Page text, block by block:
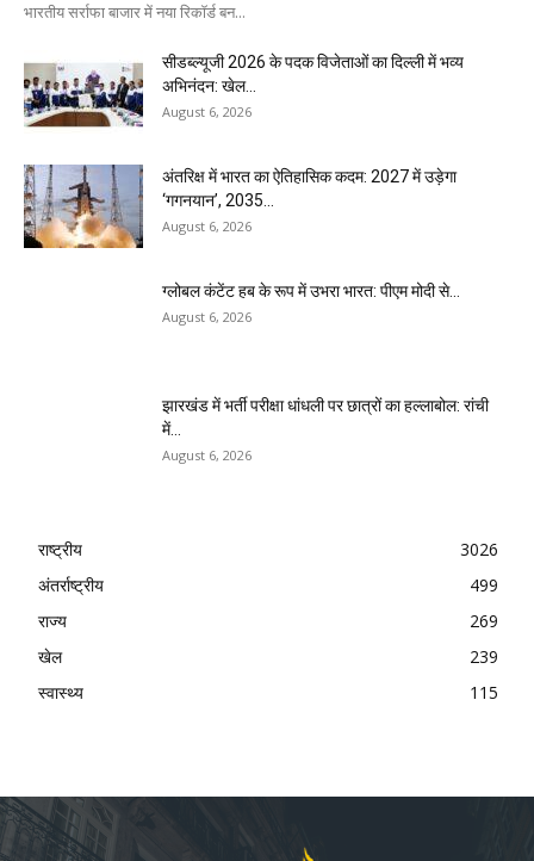
भारतीय सर्राफा बाजार में नया रिकॉर्ड बन...
सीडब्ल्यूजी 2026 के पदक विजेताओं का दिल्ली में भव्य
अभिनंदन: खेल...
August 6, 2026
अंतरिक्ष में भारत का ऐतिहासिक कदम: 2027 में उड़ेगा
‘गगनयान’, 2035...
August 6, 2026
ग्लोबल कंटेंट हब के रूप में उभरा भारत: पीएम मोदी से...
August 6, 2026
झारखंड में भर्ती परीक्षा धांधली पर छात्रों का हल्लाबोल: रांची
में...
August 6, 2026
राष्ट्रीय
3026
अंतर्राष्ट्रीय
499
राज्य
269
खेल
239
स्वास्थ्य
115